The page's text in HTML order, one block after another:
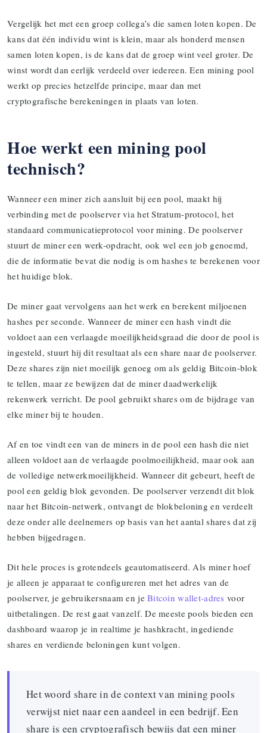
Vergelijk het met een groep collega’s die samen loten kopen. De
kans dat ëén individu wint is klein, maar als honderd mensen
samen loten kopen, is de kans dat de groep wint veel groter. De
winst wordt dan eerlijk verdeeld over iedereen. Een mining pool
werkt op precies hetzelfde principe, maar dan met
cryptografische berekeningen in plaats van loten.
Hoe werkt een mining pool
technisch?
Wanneer een miner zich aansluit bij een pool, maakt hij
verbinding met de poolserver via het Stratum-protocol, het
standaard communicatieprotocol voor mining. De poolserver
stuurt de miner een werk-opdracht, ook wel een job genoemd,
die de informatie bevat die nodig is om hashes te berekenen voor
het huidige blok.
De miner gaat vervolgens aan het werk en berekent miljoenen
hashes per seconde. Wanneer de miner een hash vindt die
voldoet aan een verlaagde moeilijkheidsgraad die door de pool is
ingesteld, stuurt hij dit resultaat als een share naar de poolserver.
Deze shares zijn niet moeilijk genoeg om als geldig Bitcoin-blok
te tellen, maar ze bewijzen dat de miner daadwerkelijk
rekenwerk verricht. De pool gebruikt shares om de bijdrage van
elke miner bij te houden.
Af en toe vindt een van de miners in de pool een hash die niet
alleen voldoet aan de verlaagde poolmoeilijkheid, maar ook aan
de volledige netwerkmoeilijkheid. Wanneer dit gebeurt, heeft de
pool een geldig blok gevonden. De poolserver verzendt dit blok
naar het Bitcoin-netwerk, ontvangt de blokbeloning en verdeelt
deze onder alle deelnemers op basis van het aantal shares dat zij
hebben bijgedragen.
Dit hele proces is grotendeels geautomatiseerd. Als miner hoef
je alleen je apparaat te configureren met het adres van de
poolserver, je gebruikersnaam en jeBitcoin wallet-adres voor
uitbetalingen. De rest gaat vanzelf. De meeste pools bieden een
dashboard waarop je in realtime je hashkracht, ingediende
shares en verdiende beloningen kunt volgen.
Het woord share in de context van mining pools
verwijst niet naar een aandeel in een bedrijf. Een
share is een cryptografisch bewijs dat een miner